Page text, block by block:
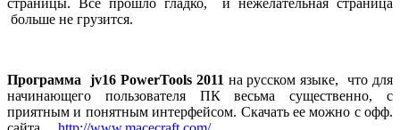
больше не грузится.
Программа jv16 PowerTools 2011 на русском языке, что для
начинающего пользователя ПК весьма существенно, с
приятным и понятным интерфейсом. Скачать ее можно с офф.